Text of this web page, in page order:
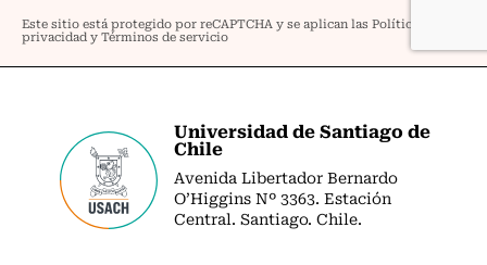
Universidad de Santiago de
Chile
Avenida Libertador Bernardo
O’Higgins Nº 3363. Estación
Central. Santiago. Chile.